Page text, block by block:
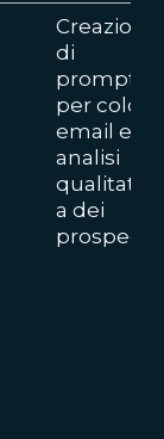
Creazione
di
prompt
per cold
email e
analisi
qualitativ
a dei
prospect